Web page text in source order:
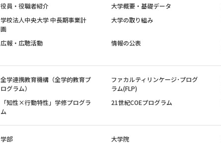
役員・役職者紹介
大学概要・基礎データ
学校法人中央大学 中長期事業計
画
大学の取り組み
広報・広聴活動 情報の公表
全学連携教育機構（全学的教育プ
ログラム）
ファカルティリンケージ･プログ
ラム(FLP)
「知性×行動特性」学修プログラ
ム
21世紀COEプログラム
学部 大学院